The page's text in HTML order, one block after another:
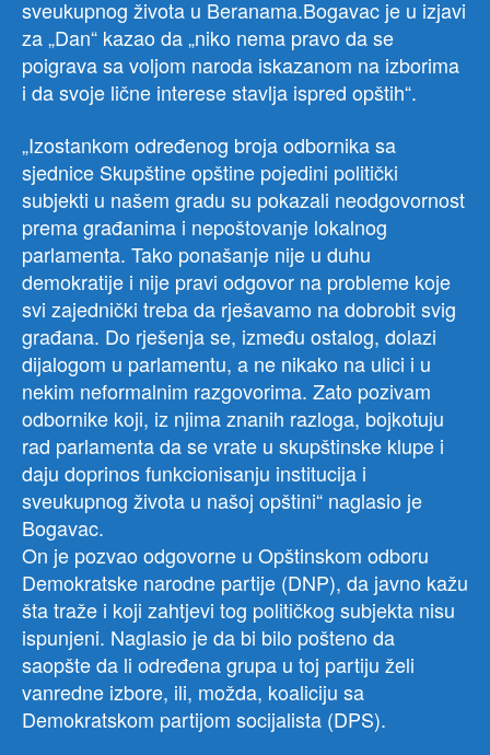
sveukupnog života u Beranama.Bogavac je u izjavi
za „Dan“ kazao da „niko nema pravo da se
poigrava sa voljom naroda iskazanom na izborima
i da svoje lične interese stavlja ispred opštih“.
„Izostankom određenog broja odbornika sa
sjednice Skupštine opštine pojedini politički
subjekti u našem gradu su pokazali neodgovornost
prema građanima i nepoštovanje lokalnog
parlamenta. Tako ponašanje nije u duhu
demokratije i nije pravi odgovor na probleme koje
svi zajednički treba da rješavamo na dobrobit svig
građana. Do rješenja se, između ostalog, dolazi
dijalogom u parlamentu, a ne nikako na ulici i u
nekim neformalnim razgovorima. Zato pozivam
odbornike koji, iz njima znanih razloga, bojkotuju
rad parlamenta da se vrate u skupštinske klupe i
daju doprinos funkcionisanju institucija i
sveukupnog života u našoj opštini“ naglasio je
Bogavac.
On je pozvao odgovorne u Opštinskom odboru
Demokratske narodne partije (DNP), da javno kažu
šta traže i koji zahtjevi tog političkog subjekta nisu
ispunjeni. Naglasio je da bi bilo pošteno da
saopšte da li određena grupa u toj partiju želi
vanredne izbore, ili, možda, koaliciju sa
Demokratskom partijom socijalista (DPS).